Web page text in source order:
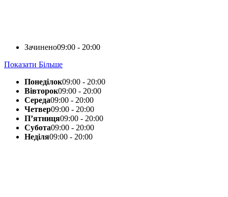
Зачинено09:00 - 20:00
Показати Більше
Понеділок09:00 - 20:00
Вівторок09:00 - 20:00
Середа09:00 - 20:00
Четвер09:00 - 20:00
П’ятниця09:00 - 20:00
Субота09:00 - 20:00
Неділя09:00 - 20:00